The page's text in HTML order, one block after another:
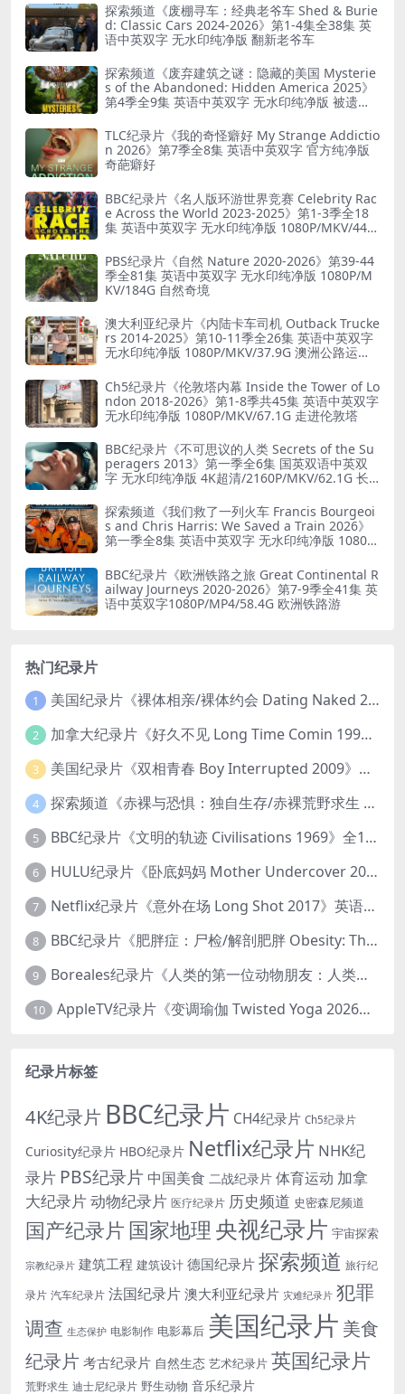
探索频道《废棚寻车：经典老爷车 Shed & Burie
d: Classic Cars 2024-2026》第1-4集全38集 英
语中英双字 无水印纯净版 翻新老爷车
探索频道《废弃建筑之谜：隐藏的美国 Mysterie
s of the Abandoned: Hidden America 2025》
第4季全9集 英语中英双字 无水印纯净版 被遗弃
TLC纪录片《我的奇怪癖好 My Strange Addictio
n 2026》第7季全8集 英语中英双字 官方纯净版
奇葩癖好
BBC纪录片《名人版环游世界竞赛 Celebrity Rac
e Across the World 2023-2025》第1-3季全18
集 英语中英双字 无水印纯净版 1080P/MKV/44.8
PBS纪录片《自然 Nature 2020-2026》第39-44
季全81集 英语中英双字 无水印纯净版 1080P/M
KV/184G 自然奇境
澳大利亚纪录片《内陆卡车司机 Outback Trucke
rs 2014-2025》第10-11季全26集 英语中英双字
无水印纯净版 1080P/MKV/37.9G 澳洲公路运输
Ch5纪录片《伦敦塔内幕 Inside the Tower of Lo
ndon 2018-2026》第1-8季共45集 英语中英双字
无水印纯净版 1080P/MKV/67.1G 走进伦敦塔
BBC纪录片《不可思议的人类 Secrets of the Su
peragers 2013》第一季全6集 国英双语中英双
字 无水印纯净版 4K超清/2160P/MKV/62.1G 长
探索频道《我们救了一列火车 Francis Bourgeoi
s and Chris Harris: We Saved a Train 2026》
第一季全8集 英语中英双字 无水印纯净版 1080P/
BBC纪录片《欧洲铁路之旅 Great Continental R
ailway Journeys 2020-2026》第7-9季全41集 英
语中英双字1080P/MP4/58.4G 欧洲铁路游
热门纪录片
1 美国纪录片《裸体相亲/裸体约会 Dating Naked 2014-2016》第1-3季全33集 英语中英双字 无水印纯净版 1080P/MKV/85.6G 裸体相亲真人秀
2 加拿大纪录片《好久不见 Long Time Comin 1993》英语中英双字 官方纯净版 1080P/MKV/1G 女同性艺术家
3 美国纪录片《双相青春 Boy Interrupted 2009》英语中英双字 官方纯净版 1080P/MKV/1.43G 青少年躁郁症
4 探索频道《赤裸与恐惧：独自生存/赤裸荒野求生 Naked and Afraid: Solo 2023》第一季全8集 英语中英双字 官方纯净版 高码1080P/MKV/45.4G
5 BBC纪录片《文明的轨迹 Civilisations 1969》全13集 英语中英双字 高清收藏版 1080P/MKV/64.1G 西方艺术史话
6 HULU纪录片《卧底妈妈 Mother Undercover 2023》全4集 英语中英双字 官方纯净版 1080P/MKV/7.6G 拯救孩子
7 Netflix纪录片《意外在场 Long Shot 2017》英语中字 720P/NKV/1.06GB 美国谋杀误判案件
8 BBC纪录片《肥胖症：尸检/解剖肥胖 Obesity: The Post Mortem 2016》英语中英双字 无水印纯净版 1080P/MKV/1.03G
9 Boreales纪录片《人类的第一位动物朋友：人类和狗的神奇故事 Man’s First Friend 2018》英语中英双字 1080P/MP4/1.8G 狗的神奇故事
10 AppleTV纪录片《变调瑜伽 Twisted Yoga 2026》全3集 英语中英双字 无水印纯净版 1080P/MKV/10G 瑜伽大师背后的真相
纪录片标签
4K纪录片 BBC纪录片 CH4纪录片 Ch5纪录片
Curiosity纪录片 HBO纪录片 Netflix纪录片 NHK纪
录片 PBS纪录片 中国美食 二战纪录片 体育运动 加拿
大纪录片动物纪录片 医疗纪录片 历史频道 史密森尼频道
国产纪录片 国家地理 央视纪录片 宇宙探索
宗教纪录片 建筑工程 建筑设计 德国纪录片 探索频道 旅行纪
录片 汽车纪录片 法国纪录片 澳大利亚纪录片 灾难纪录片 犯罪
调查 生态保护 电影制作 电影幕后 美国纪录片 美食
纪录片考古纪录片 自然生态 艺术纪录片 英国纪录片
荒野求生 迪士尼纪录片 野生动物 音乐纪录片